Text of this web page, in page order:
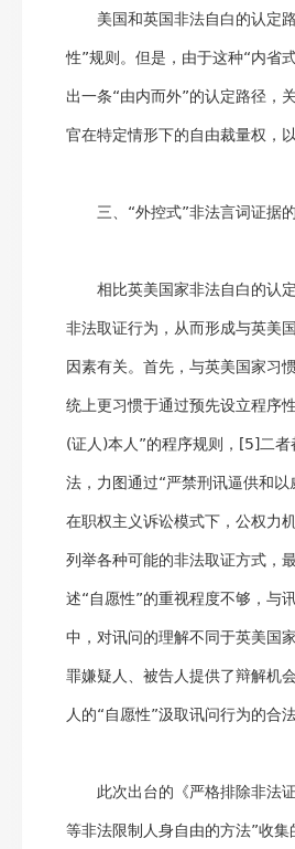
美国和英国非法自白的认定路
性”规则。但是，由于这种“内省
出一条“由内而外”的认定路径，
官在特定情形下的自由裁量权，
三、“外控式”非法言词证据的
相比英美国家非法自白的认定
非法取证行为，从而形成与英美
因素有关。首先，与英美国家习
统上更习惯于通过预先设立程序
(证人)本人”的程序规则，[5]二
法，力图通过“严禁刑讯逼供和
在职权主义诉讼模式下，公权力
列举各种可能的非法取证方式，
述“自愿性”的重视程度不够，与
中，对讯问的理解不同于英美国
罪嫌疑人、被告人提供了辩解机
人的“自愿性”汲取讯问行为的合
此次出台的《严格排除非法证
等非法限制人身自由的方法”收